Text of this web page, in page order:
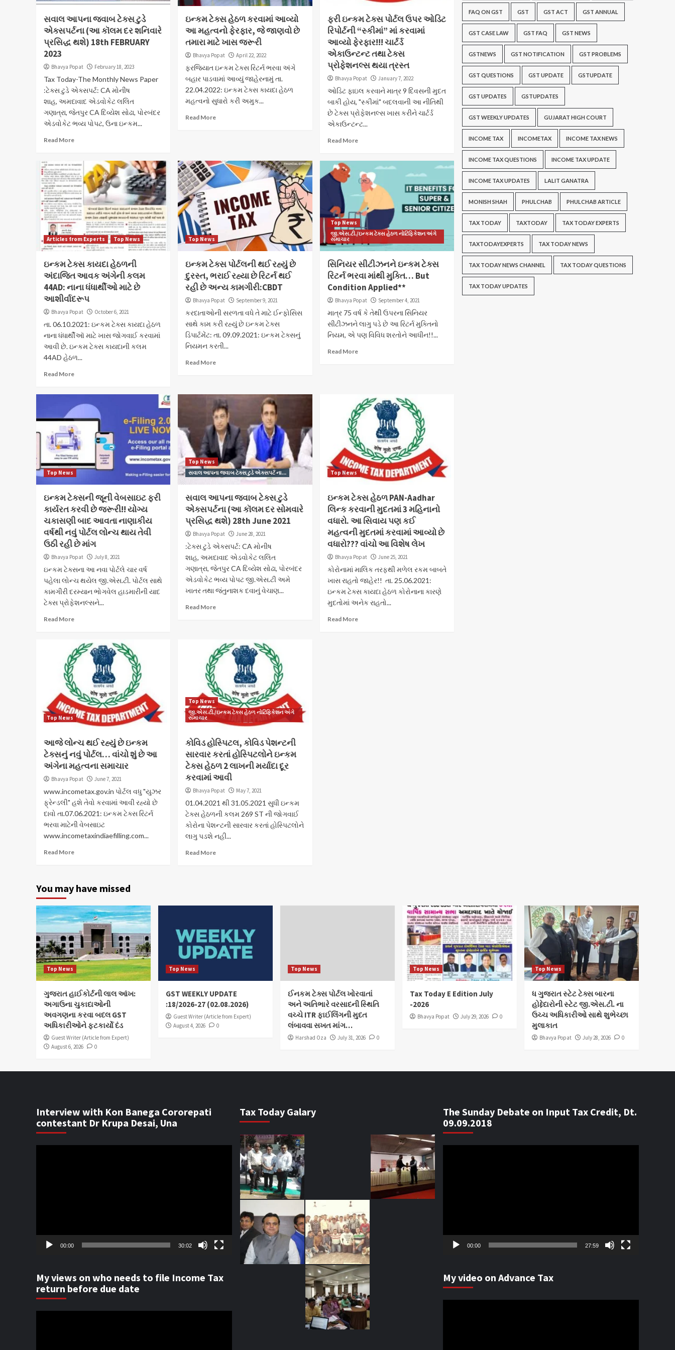
સવાલ આપના જવાબ ટેક્સ ટુડે
એક્સપર્ટના (આ કૉલમ દર શનિવારે
પ્રસિદ્ધ થશે) 18th FEBRUARY
2023
Bhavya Popat February 18, 2023
Tax Today-The Monthly News Paper
:ટેક્સ ટુડે એક્સપર્ટ: CA મોનીષ
શાહ, અમદાવાદ એડવોકેટ લલિત
ગણાત્રા, જેતપુર CA દિવ્યેશ સોઢા, પોરબંદર
એડવોકેટ ભવ્ય પોપટ, ઉના ઇન્કમ...
Read More
ઇન્કમ ટેક્સ હેઠળ કરવામાં આવ્યો
આ મહત્વનો ફેરફાર, જે જાણવો છે
તમારા માટે ખાસ જરૂરી
Bhavya Popat April 22, 2022
ફરજિયાત ઇન્કમ ટેક્સ રિટર્ન ભરવા અંગે
બહાર પાડવામાં આવ્યું જાહેરનામું તા.
22.04.2022: ઇન્કમ ટેક્સ કાયદા હેઠળ
મહત્વનો સુધારો કરી અમુક...
Read More
ફરી ઇન્કમ ટેક્સ પોર્ટલ ઉપર ઓડિટ
રિપોર્ટની “સ્કીમાં” માં કરવામાં
આવ્યો ફેરફાર!!! ચાર્ટર્ડ
એકાઉન્ટન્ટ તથા ટેક્સ
પ્રોફેશનલ્સ થયા ત્રસ્ત
Bhavya Popat January 7, 2022
ઓડિટ ફાઇલ કરવાને માત્ર 9 દિવસની મુદત
બાકી હોય, "સ્કીમાં" બદલવાની આ નીતિથી
છે ટેક્સ પ્રોફેશનલ્સ ખાસ કરીને ચાર્ટર્ડ
એકાઉન્ટન્ટ...
Read More
Articles from Experts Top News
ઇન્કમ ટેક્સ કાયદા હેઠળની
અંદાજિત આવક અંગેની કલમ
44AD: નાના ધંધાર્થીઓ માટે છે
આશીર્વાદરૂપ
Bhavya Popat October 6, 2021
તા. 06.10.2021: ઇન્કમ ટેક્સ કાયદા હેઠળ
નાના ધંધાર્થીઑ માટે ખાસ જોગવાઈ કરવામાં
આવી છે. ઇન્કમ ટેક્સ કાયદાની કલમ
44AD હેઠળ...
Read More
Top News
ઇન્કમ ટેક્સ પોર્ટલની થઈ રહ્યું છે
દુરસ્ત, ભરાઈ રહ્યા છે રિટર્ન થઈ
રહી છે અન્ય કામગીરી:CBDT
Bhavya Popat September 9, 2021
કરદાતાઓની સરળતા વધે તે માટે ઈન્ફોસિસ
સાથે કામ કરી રહ્યું છે ઇન્કમ ટેક્સ
ડિપાર્ટમેંટ: તા. 09.09.2021: ઇન્કમ ટેક્સનું
નિયમન કરતી...
Read More
Top News
જી.એસ.ટી./ઇન્કમ ટેક્સ હેઠળ નોટિફિકેશન અંગે
સમાચાર
સિનિયર સીટીઝનને ઇન્કમ ટેક્સ
રિટર્ન ભરવા માંથી મુક્તિ… But
Condition Applied**
Bhavya Popat September 4, 2021
માત્ર 75 વર્ષ કે તેથી ઉપરના સિનિયર
સીટીઝનને લાગુ પડે છે આ રિટર્ન મુક્તિનો
નિયમ, એ પણ વિવિધ શરતોને આધીન!!...
Read More
Top News
ઇન્કમ ટેક્સની જૂની વેબસાઇટ ફરી
કાર્યરત કરવી છે જરૂરી!! યોગ્ય
ચકાસણી બાદ આવતા નાણાકીય
વર્ષથી નવું પોર્ટલ લોન્ચ થાય તેવી
ઉઠી રહી છે માંગ
Bhavya Popat July 8, 2021
ઇન્કમ ટેક્સના આ નવા પોર્ટલે ચાર વર્ષ
પહેલા લોન્ચ થયેલ જી.એસ.ટી. પોર્ટલ સાથે
કામગીરી દરમ્યાન ભોગવેલ હાડમારીની યાદ
ટેક્સ પ્રોફેશનલ્સને...
Read More
Top News
સવાલ આપના જવાબ ટેક્સ ટુડે એક્સપર્ટ ના...
સવાલ આપના જવાબ ટેક્સ ટુડે
એક્સપર્ટના (આ કૉલમ દર સોમવારે
પ્રસિદ્ધ થશે) 28th June 2021
Bhavya Popat June 28, 2021
:ટેક્સ ટુડે એક્સપર્ટ: CA મોનીષ
શાહ, અમદાવાદ એડવોકેટ લલિત
ગણાત્રા, જેતપુર CA દિવ્યેશ સોઢા, પોરબંદર
એડવોકેટ ભવ્ય પોપટ જી.એસ.ટી અમે
ખાતર તથા જંતુનાશક દવાનું વેચાણ...
Read More
Top News
ઇન્કમ ટેક્સ હેઠળ PAN-Aadhar
લિન્ક કરવાની મુદતમાં 3 મહિનાનો
વધારો. આ સિવાય પણ કઈ
મહત્વની મુદતમાં કરવામાં આવ્યો છે
વધારો??? વાંચો આ વિશેષ લેખ
Bhavya Popat June 25, 2021
કોરોનામાં માલિક તરફથી મળેલ રકમ બાબતે
ખાસ રાહતો જાહેર!! તા. 25.06.2021:
ઇન્કમ ટેક્સ કાયદા હેઠળ કોરોનાના કારણે
મુદતોમાં અનેક રાહતો...
Read More
Top News
આજે લોન્ચ થઈ રહ્યું છે ઇન્કમ
ટેક્સનું નવું પોર્ટલ… વાંચો શું છે આ
અંગેના મહત્વના સમાચાર
Bhavya Popat June 7, 2021
www.incometax.gov.in પોર્ટલ વધુ "યુઝર
ફ્રેન્ડલી" હશે તેવો કરવામાં આવી રહ્યો છે
દાવો તા.07.06.2021: ઇન્કમ ટેક્સ રિટર્ન
ભરવા માટેની વેબસાઇટ
www.incometaxindiaefilling.com...
Read More
Top News
જી.એસ.ટી./ઇન્કમ ટેક્સ હેઠળ નોટિફિકેશન અંગે
સમાચાર
કોવિડ હોસ્પિટલ, કોવિડ પેશન્ટની
સારવાર કરતાં હોસ્પિટલોને ઇન્કમ
ટેક્સ હેઠળ 2 લાખની મર્યાદા દૂર
કરવામાં આવી
Bhavya Popat May 7, 2021
01.04.2021 થી 31.05.2021 સુધી ઇન્કમ
ટેક્સ હેઠળની કલમ 269 ST ની જોગવાઈ
કોરોના પેશન્ટની સારવાર કરતાં હોસ્પિટલોને
લાગુ પડશે નહી...
Read More
FAQ ON GST GST GST ACT GST ANNUAL
GST CASE LAW GST FAQ GST NEWS
GSTNEWS GST NOTIFICATION GST PROBLEMS
GST QUESTIONS GST UPDATE GSTUPDATE
GST UPDATES GSTUPDATES
GST WEEKLY UPDATES GUJARAT HIGH COURT
INCOME TAX INCOMETAX INCOME TAX NEWS
INCOME TAX QUESTIONS INCOME TAX UPDATE
INCOME TAX UPDATES LALIT GANATRA
MONISH SHAH PHULCHAB PHULCHAB ARTICLE
TAX TODAY TAXTODAY TAX TODAY EXPERTS
TAXTODAYEXPERTS TAX TODAY NEWS
TAX TODAY NEWS CHANNEL TAX TODAY QUESTIONS
TAX TODAY UPDATES
You may have missed
Top News
ગુજરાત હાઈકોર્ટની લાલ આંખ:
અગાઉના ચુકાદાઓની
અવગણના કરવા બદલ GST
અધિકારીઓને ફટકાર્યો દંડ
Guest Writer (Article from Expert)
August 6, 2026
0
Top News
GST WEEKLY UPDATE
:18/2026-27 (02.08.2026)
Guest Writer (Article from Expert)
August 4, 2026
0
Top News
ઈનકમ ટેક્સ પોર્ટલ ખોરવાતાં
અને અતિભારે વરસાદની સ્થિતિ
વચ્ચે ITR ફાઈલિંગની મુદત
લંબાવવા સખત માંગ…
Harshad Oza July 31, 2026 0
Top News
Tax Today E Edition July
-2026
Bhavya Popat July 29, 2026 0
Top News
ધ ગુજરાત સ્ટેટ ટેક્સ બારના
હોદ્દેદારોની સ્ટેટ જી.એસ.ટી. ના
ઉચ્ચ અધિકારીઓ સાથે શુભેચ્છા
મુલાકાત
Bhavya Popat July 28, 2026 0
Interview with Kon Banega Cororepati
contestant Dr Krupa Desai, Una
00:00 30:02
My views on who needs to file Income Tax
return before due date
Tax Today Galary
The Sunday Debate on Input Tax Credit, Dt.
09.09.2018
00:00 27:59
My video on Advance Tax